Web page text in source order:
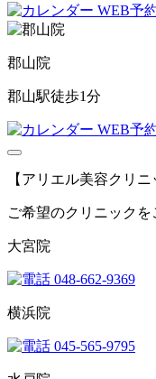
WEB予
郡山院
郡山駅徒歩1分
WEB予
【アリエル美容クリニ
ご希望のクリニックを
大宮院
048-662-9369
横浜院
045-565-9795